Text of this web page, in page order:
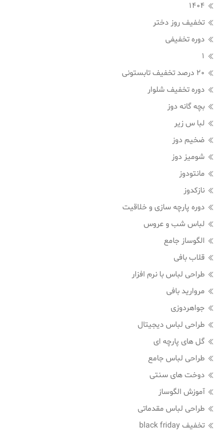
1404
تخفیف روز دختر
دوره تخفیفی
1
20 درصد تخفیف تابستونی
دوره تخفیف شلوار
بچه گانه دوز
لبا س زیر
ضخیم دوز
شومیز دوز
مانتودوز
نازکدوز
دوره پارچه سازی و خلاقیت
لباس شب و عروس
الگوساز جامع
قلاب بافی
طراحی لباس با نرم افزار
مروارید بافی
جواهردوزی
طراحی لباس دیجیتال
گل های پارچه ای
طراحی لباس جامع
دوخت های سنتی
آموزش الگوساز
طراحی لباس مقدماتی
تخفیف black friday